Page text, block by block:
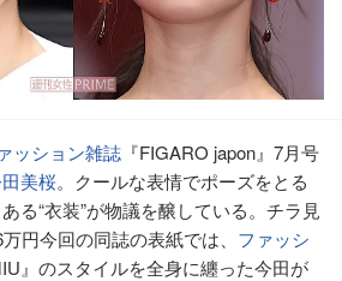
ッション雑誌 『FIGARO japon』7月号
美桜。クールな表情でポーズをとる
る“衣装”が物議を醸している。チラ見
円今回の同誌の表紙では、 ファッシ
』のスタイルを全身に纏った今田が